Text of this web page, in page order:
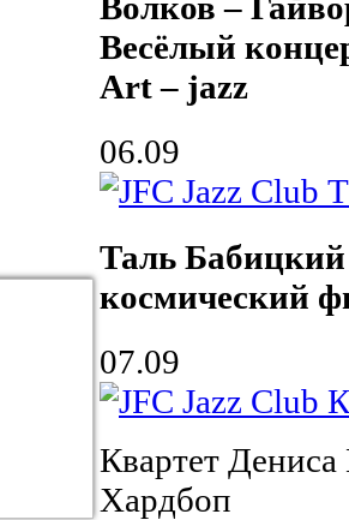
Весёлый
Art – jazz
06.09
Таль
космический
07.09
Квартет
Хардбоп